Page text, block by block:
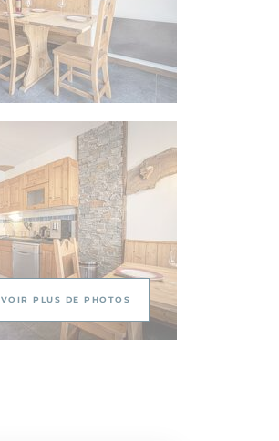
VOIR PLUS DE PHOTOS